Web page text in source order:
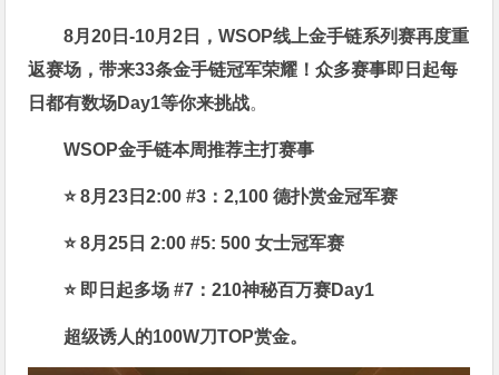
8月20日-10月2日，WSOP线上金手链系列赛再度重
返赛场 ，带来33条金手链冠军荣耀！众多赛事即日起每
日都有数场Day1等你来挑战。
WSOP金手链本周推荐主打赛事
⭐ 8月23日2:00 #3：2,100 德扑赏金冠军赛
⭐ 8月25日 2:00 #5: 500 女士冠军赛
⭐ 即日起多场 #7：210神秘百万赛Day1
超级诱人的100W刀TOP赏金。